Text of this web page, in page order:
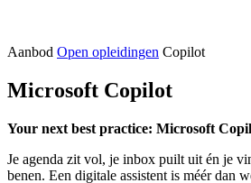
Aanbod Open opleidingen Copilot
Microsoft Copilot
Your next best practice: Microsoft
Je agenda zit vol, je inbox puilt uit én je
benen. Een digitale assistent is méér dan